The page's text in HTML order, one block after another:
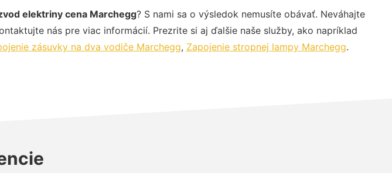
elektriny cena Marchegg? S nami sa o výsledok nemusíte obávať. Neváhajte
nás pre viac informácií. Prezrite si aj ďalšie naše služby, ako napríklad
zásuvky na dva vodiče Marchegg, Zapojenie stropnej lampy Marchegg.